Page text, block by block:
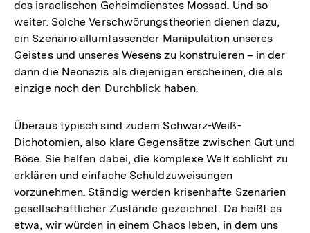
des israelischen Geheimdienstes Mossad. Und so
weiter. Solche Verschwörungstheorien dienen dazu,
ein Szenario allumfassender Manipulation unseres
Geistes und unseres Wesens zu konstruieren – in der
dann die Neonazis als diejenigen erscheinen, die als
einzige noch den Durchblick haben.
Überaus typisch sind zudem Schwarz-Weiß-
Dichotomien, also klare Gegensätze zwischen Gut und
Böse. Sie helfen dabei, die komplexe Welt schlicht zu
erklären und einfache Schuldzuweisungen
vorzunehmen. Ständig werden krisenhafte Szenarien
gesellschaftlicher Zustände gezeichnet. Da heißt es
etwa, wir würden in einem Chaos leben, in dem uns